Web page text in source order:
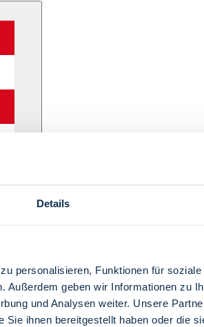
Details
personalisieren, Funktionen für
Außerdem geben wir Informationen zu
und Analysen weiter. Unsere
ihnen bereitgestellt haben oder die
Menü